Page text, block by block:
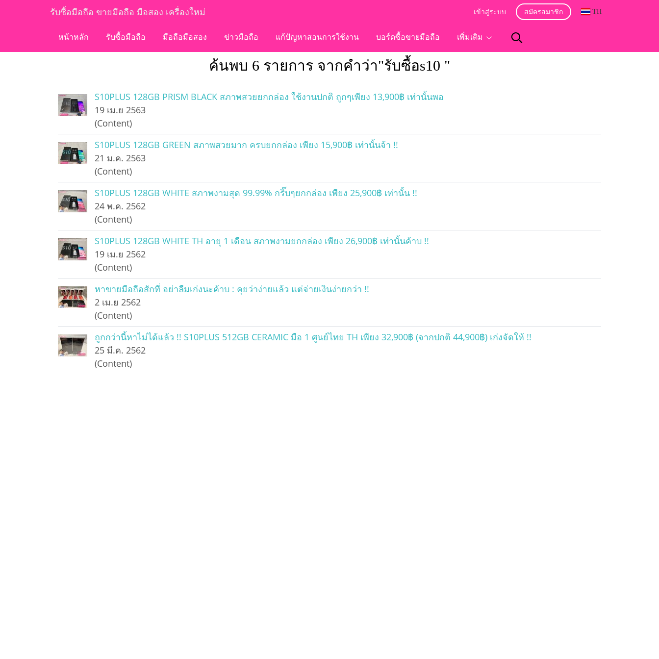
รับซื้อมือถือ ขายมือถือ มือสอง เครื่องใหม่ เข้าสู่ระบบ สมัครสมาชิก TH
หน้าหลัก รับซื้อมือถือ มือถือมือสอง ข่าวมือถือ แก้ปัญหาสอนการใช้งาน บอร์ดซื้อขายมือถือ เพิ่มเติม
ค้นพบ 6 รายการ จากคำว่า"รับซื้อs10 "
S10PLUS 128GB PRISM BLACK สภาพสวยยกกล่อง ใช้งานปกติ ถูกๆเพียง 13,900฿ เท่านั้นพอ
19 เม.ย 2563
(Content)
S10PLUS 128GB GREEN สภาพสวยมาก ครบยกกล่อง เพียง 15,900฿ เท่านั้นจ้า !!
21 ม.ค. 2563
(Content)
S10PLUS 128GB WHITE สภาพงามสุด 99.99% กริ๊บๆยกกล่อง เพียง 25,900฿ เท่านั้น !!
24 พ.ค. 2562
(Content)
S10PLUS 128GB WHITE TH อายุ 1 เดือน สภาพงามยกกล่อง เพียง 26,900฿ เท่านั้นค้าบ !!
19 เม.ย 2562
(Content)
หาขายมือถือสักที่ อย่าลืมเก่งนะค้าบ : คุยว่าง่ายแล้ว แต่จ่ายเงินง่ายกว่า !!
2 เม.ย 2562
(Content)
ถูกกว่านี้หาไม่ได้แล้ว !! S10PLUS 512GB CERAMIC มือ 1 ศูนย์ไทย TH เพียง 32,900฿ (จากปกติ 44,900฿) เก่งจัดให้ !!
25 มี.ค. 2562
(Content)